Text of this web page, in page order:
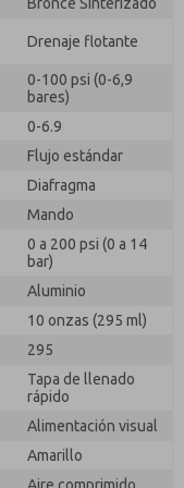
Drenaje flotante
0-100 psi (0-6,9
bares)
0-6.9
Flujo estándar
Diafragma
Mando
0 a 200 psi (0 a 14
bar)
Aluminio
10 onzas (295 ml)
295
Tapa de llenado
rápido
Alimentación visual
Amarillo